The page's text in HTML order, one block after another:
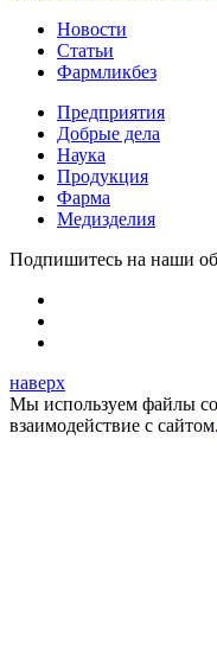
Новости
Статьи
Фармликбез
Предприятия
Добрые дела
Наука
Продукция
Фарма
Медизделия
Подпишитесь на наши
наверх
Мы используем файлы
взаимодействие с сайтом.